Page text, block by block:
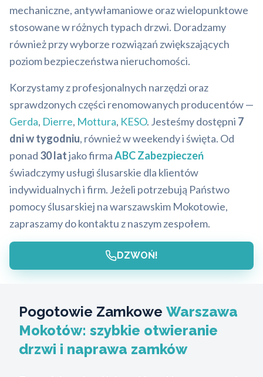
mechaniczne, antywłamaniowe oraz wielopunktowe
stosowane w różnych typach drzwi. Doradzamy
również przy wyborze rozwiązań zwiększających
poziom bezpieczeństwa nieruchomości.
Korzystamy z profesjonalnych narzędzi oraz
sprawdzonych części renomowanych producentów —
Gerda, Dierre, Mottura, KESO. Jesteśmy dostępni 7
dni w tygodniu, również w weekendy i święta. Od
ponad 30 latjako firmaABC Zabezpieczeń
świadczymy usługi ślusarskie dla klientów
indywidualnych i firm. Jeżeli potrzebują Państwo
pomocy ślusarskiej na warszawskim Mokotowie,
zapraszamy do kontaktu z naszym zespołem.
DZWOŃ!
Pogotowie Zamkowe Warszawa
Mokotów: szybkie otwieranie
drzwi i naprawa zamków